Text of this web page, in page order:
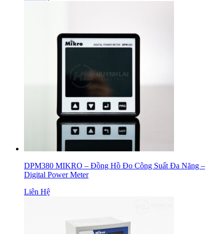
DPM380 MIKRO – Đồng Hồ Đo Công Suất Đa Năng –
Digital Power Meter
Liên Hệ